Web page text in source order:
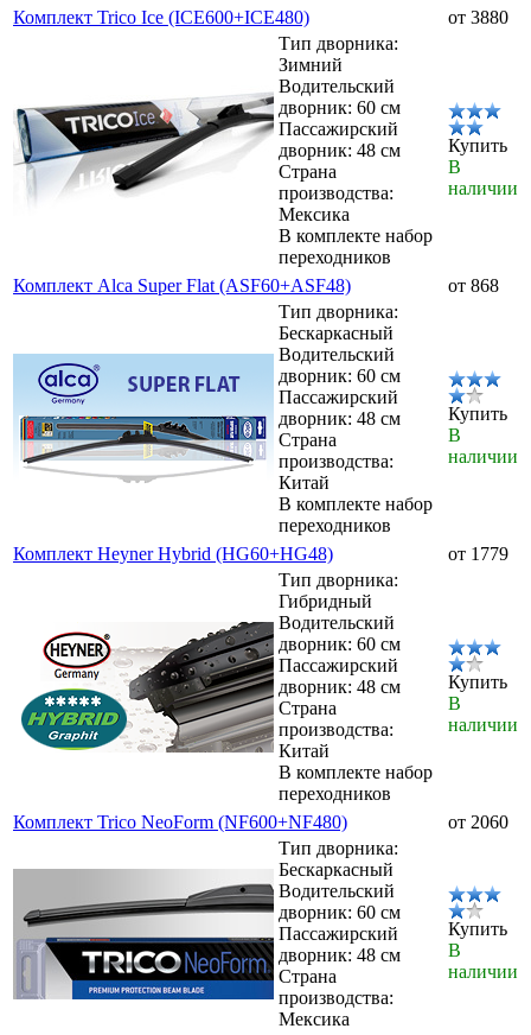
Комплект Trico Ice (ICE600+ICE480)
от 3880
Тип дворника:
Зимний
Водительский
дворник: 60 см
Пассажирский
дворник: 48 см
Страна
производства:
Мексика
В комплекте набор
переходников
Купить
В
наличии
Комплект Alca Super Flat (ASF60+ASF48)
от 868
Тип дворника:
Бескаркасный
Водительский
дворник: 60 см
Пассажирский
дворник: 48 см
Страна
производства:
Китай
В комплекте набор
переходников
Купить
В
наличии
Комплект Heyner Hybrid (HG60+HG48)
от 1779
Тип дворника:
Гибридный
Водительский
дворник: 60 см
Пассажирский
дворник: 48 см
Страна
производства:
Китай
В комплекте набор
переходников
Купить
В
наличии
Комплект Trico NeoForm (NF600+NF480)
от 2060
Тип дворника:
Бескаркасный
Водительский
дворник: 60 см
Пассажирский
дворник: 48 см
Страна
производства:
Мексика
Купить
В
наличии